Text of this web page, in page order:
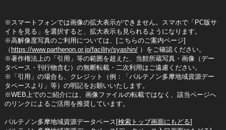
※スマートフォンでは画像の拡大表示ができません。スマホで「PC版サ
イトを見る」を選択すると、拡大表示も見られるようになります。
※高解像度写真のご利用については、[こちらのご案内ページ]
（ https://www.parthenon.or.jp/facility/syashin/）をご確認ください。
※著作権法上の「引用」等の範囲を超えた、当館所蔵写真・画像（デー
タベース・刊行物含む）の無断転載・二次利用はご遠慮ください。
※「引用」の場合も、クレジット（例：「パルテノン多摩地域資源デー
タベースより」等）の明記をお願いいたします。
※WEB上でのご紹介には、画像ファイルの転載ではなく、該当ページへ
のリンクによるご活用を推奨しています。
パルテノン多摩地域資源データベース[検索トップ画面にもどる]